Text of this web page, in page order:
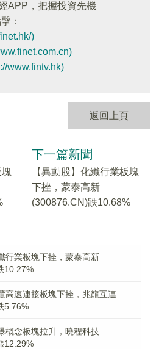
APP，把握投資先機
：
)
www.fintv.hk)
返回上頁
塊
下一篇新聞
【異動股】化纖行業板塊
下挫，蒙泰高新
(300876.CN)跌10.68%
行業板塊下挫，蒙泰高新
10.27%
高速連接板塊下挫，兆龍互連
5.76%
概念板塊拉升，曉程科技
12.29%